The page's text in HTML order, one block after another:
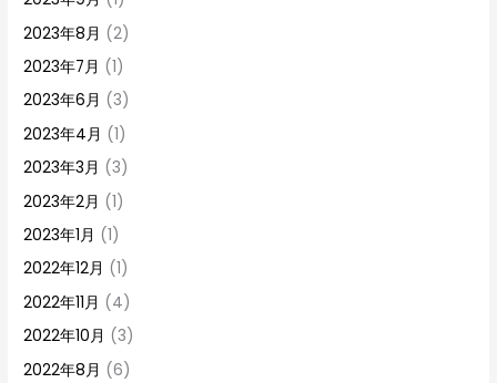
2023年8月 (2)
2023年7月 (1)
2023年6月 (3)
2023年4月 (1)
2023年3月 (3)
2023年2月 (1)
2023年1月 (1)
2022年12月 (1)
2022年11月 (4)
2022年10月 (3)
2022年8月 (6)